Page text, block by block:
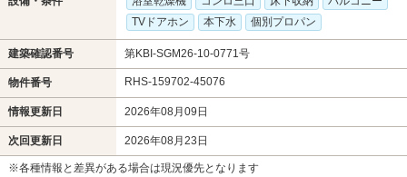
TVドアホン
本下水 個別プロパン
建築確認番号 第KBI-SGM26-10-0771号
物件番号 RHS-159702-45076
情報更新日 2026年08月09日
次回更新日 2026年08月23日
※各種情報と差異がある場合は現況優先となります